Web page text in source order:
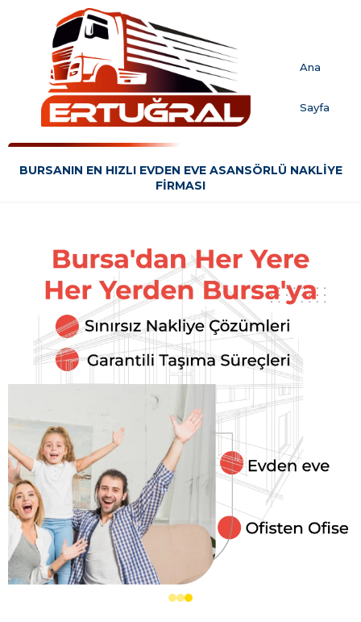
Ana
Sayfa
BURSANIN EN HIZLI EVDEN EVE ASANSÖRLÜ NAKLIYE
FIRMASI